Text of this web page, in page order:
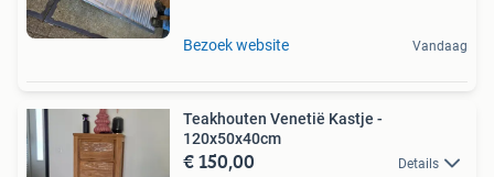
Bezoek website Vandaag
Teakhouten Venetië Kastje -
120x50x40cm
€ 150,00 Details